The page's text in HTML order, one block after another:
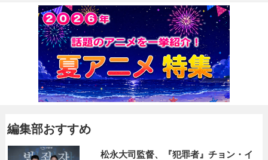
編集部おすすめ
松永大司監督、『犯罪者』チョン・イ